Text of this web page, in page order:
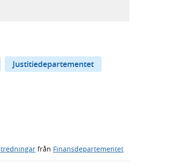
Justitiedepartementet
från Finansdepartementet